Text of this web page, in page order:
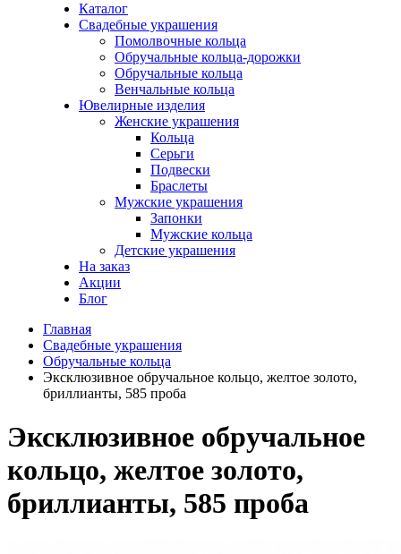
Каталог
Свадебные украшения
Помолвочные кольца
Обручальные кольца-дорожки
Обручальные кольца
Венчальные кольца
Ювелирные изделия
Женские украшения
Кольца
Серьги
Подвески
Браслеты
Мужские украшения
Запонки
Мужские кольца
Детские украшения
На заказ
Акции
Блог
Главная
Свадебные украшения
Обручальные кольца
Эксклюзивное обручальное кольцо, желтое золото,
бриллианты, 585 проба
Эксклюзивное обручальное
кольцо, желтое золото,
бриллианты, 585 проба